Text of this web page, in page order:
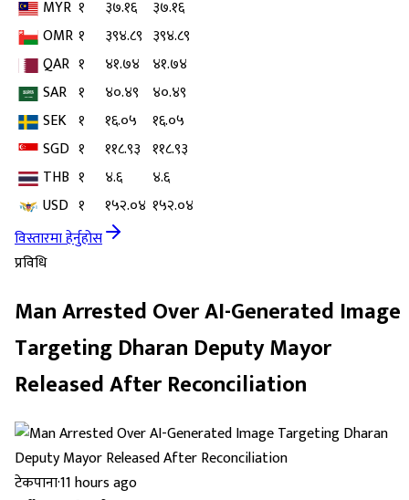
MYR १ ३७.१६
३७.१६
OMR १ ३९४.८९ ३९४.८९
QAR १ ४१.७४ ४१.७४
SAR १ ४०.४९
४०.४९
SEK १ १६.०५
१६.०५
SGD १ ११८.९३ ११८.९३
THB १ ४.६
४.६
USD १ १५२.०४ १५२.०४
विस्तारमा हेर्नुहोस
प्रविधि
Man Arrested Over AI-Generated Image
Targeting Dharan Deputy Mayor
Released After Reconciliation
टेकपाना·11 hours ago